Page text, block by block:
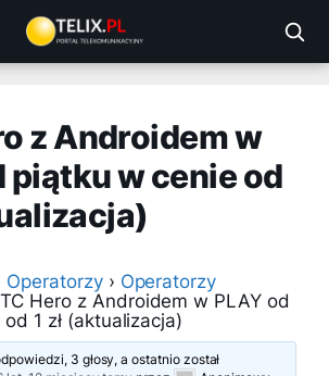
z Androidem w
piątku w cenie od
Operatorzy › Operatorzy
Hero z Androidem w PLAY od
1 zł (aktualizacja)
3 głosy, a ostatnio został